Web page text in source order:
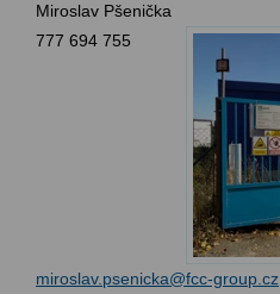
Miroslav Pšenička
777 694 755
miroslav.psenicka@fcc-group.cz